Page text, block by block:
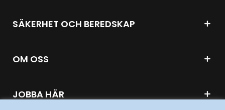
SÄKERHET OCH BEREDSKAP
OM OSS
JOBBA HÄR